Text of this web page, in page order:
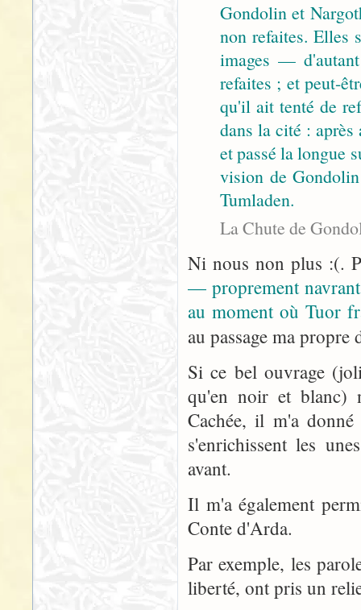
Gondolin et
non refaites. Elles
images —
refaites ; et peut-
qu'il ait tenté de
dans la cité :
et passé la longue
vision de
Tumladen.
La Chute de
Ni nous non plus :(.
— proprement
au moment où Tuor
au passage ma
Si ce bel ouvrage
qu'en noir et blanc)
Cachée, il m'a
s'enrichissent les
avant.
Il m'a également
Conte d'Arda.
Par exemple, les
liberté, ont pris un